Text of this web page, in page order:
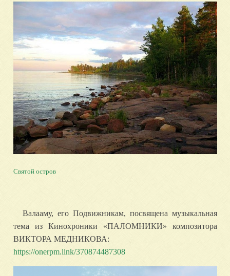
Святой остров
Валааму, его Подвижникам, посвящена музыкальная
тема из Кинохроники «ПАЛОМНИКИ» композитора
ВИКТОРА МЕДНИКОВА:
https://onerpm.link/370874487308